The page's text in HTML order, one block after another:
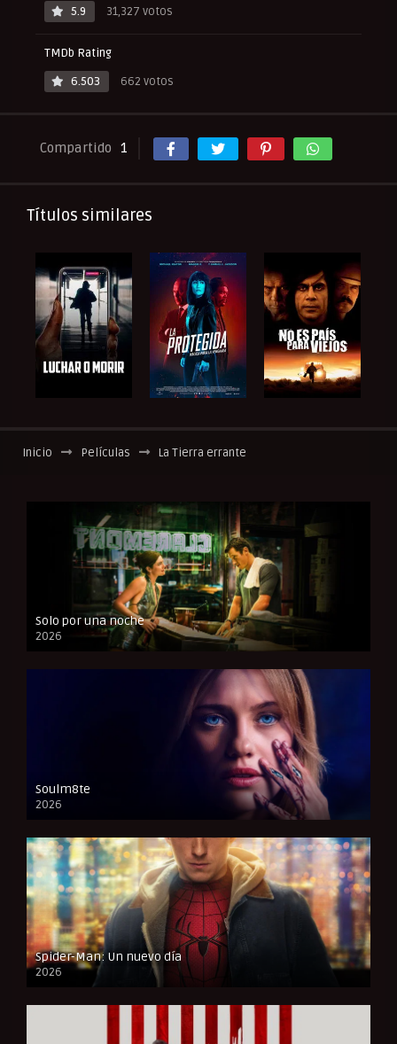
5.9 31,327 votos
TMDb Rating
6.503
662 votos
Compartido 1
Títulos similares
Inicio Películas La Tierra errante
Solo por una noche
2026
Soulm8te
2026
FULL HD
Spider-Man: Un nuevo día
2026
CAM